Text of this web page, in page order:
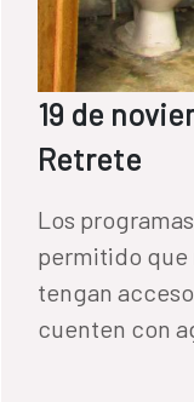
19 de
Retrete
Los
permitido que
tengan
cuenten con